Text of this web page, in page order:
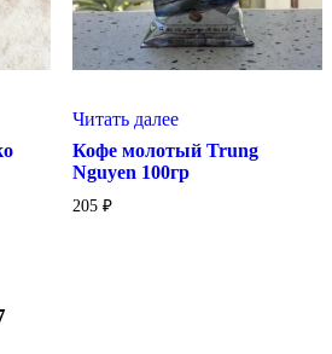
Читать далее
Кофе молотый Trung
Nguyen 100гр
205 ₽